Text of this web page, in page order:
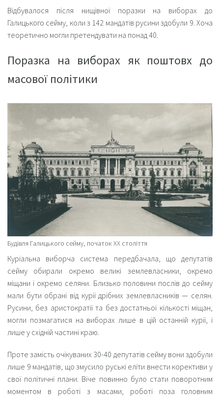
Відбувалося після нищівної поразки на виборах до
Галицького сейму, коли з 142 мандатів русини здобули 9. Хоча
теоретично могли претендувати на понад 40.
Поразка на виборах як поштовх до
масової політики
Будівля Галицького сейму, початок ХХ століття
Куріальна виборча система передбачала, що депутатів
сейму обирали окремо великі землевласники, окремо
міщани і окремо селяни. Близько половини послів до сейму
мали бути обрані від курії дрібних землевласників — селян.
Русини, без аристократії та без достатньої кількості міщан,
могли позмагатися на виборах лише в цій останній курії, і
лише у східній частині краю.
Проте замість очікуваних 30-40 депутатів сейму вони здобули
лише 9 мандатів, що змусило руські еліти внести корективи у
свої політичні плани. Віче повинно було стати поворотним
моментом в роботі з масами, роботі поза головним